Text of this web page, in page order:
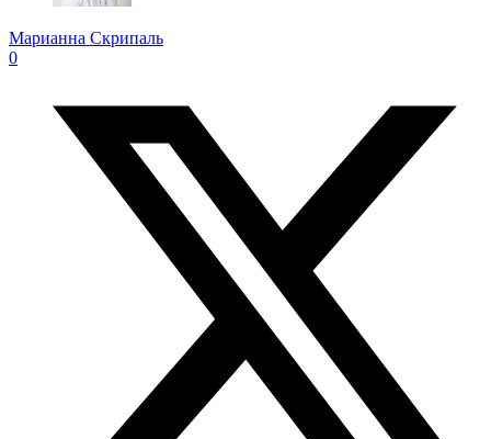
Марианна Скрипаль
0